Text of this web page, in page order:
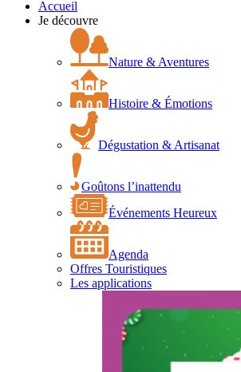
Accueil
Je découvre
Nature & Aventures
Histoire & Émotions
Dégustation & Artisanat
Goûtons l’inattendu
Événements Heureux
Agenda
Offres Touristiques
Les applications